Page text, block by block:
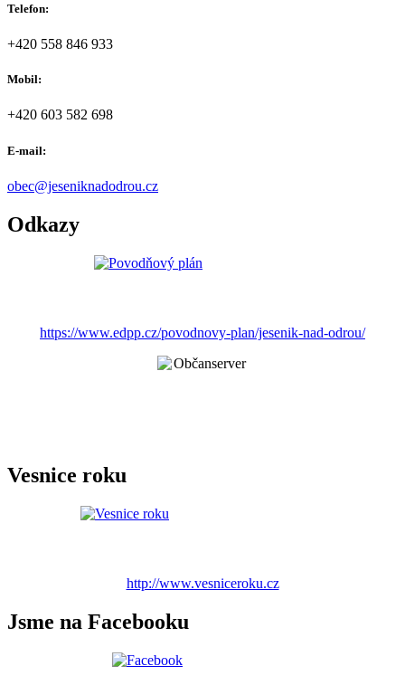
Telefon:
+420 558 846 933
Mobil:
+420 603 582 698
E-mail:
obec@jeseniknadodrou.cz
Odkazy
https://www.edpp.cz/povodnovy-plan/jesenik-nad-odrou/
Vesnice roku
http://www.vesniceroku.cz
Jsme na Facebooku